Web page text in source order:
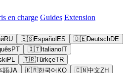
en charge Guides Extension
RU 🇪🇸Español ES 🇩🇪DeutschDE
PT 🇮🇹Italiano IT
PL 🇹🇷TürkçeTR
語JA 🇰🇷한국어 KO 🇨🇳中文ZH